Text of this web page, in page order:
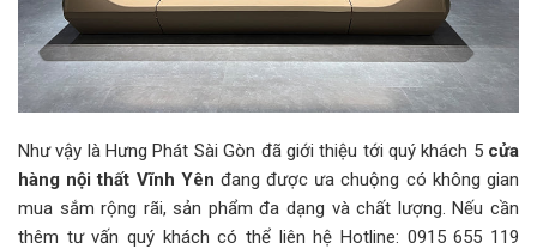
Như vậy là Hưng Phát Sài Gòn đã giới thiệu tới quý khách 5 cửa
hàng nội thất Vĩnh Yên đang được ưa chuộng có không gian
mua sắm rộng rãi, sản phẩm đa dạng và chất lượng. Nếu cần
thêm tư vấn quý khách có thể liên hệ Hotline: 0915 655 119